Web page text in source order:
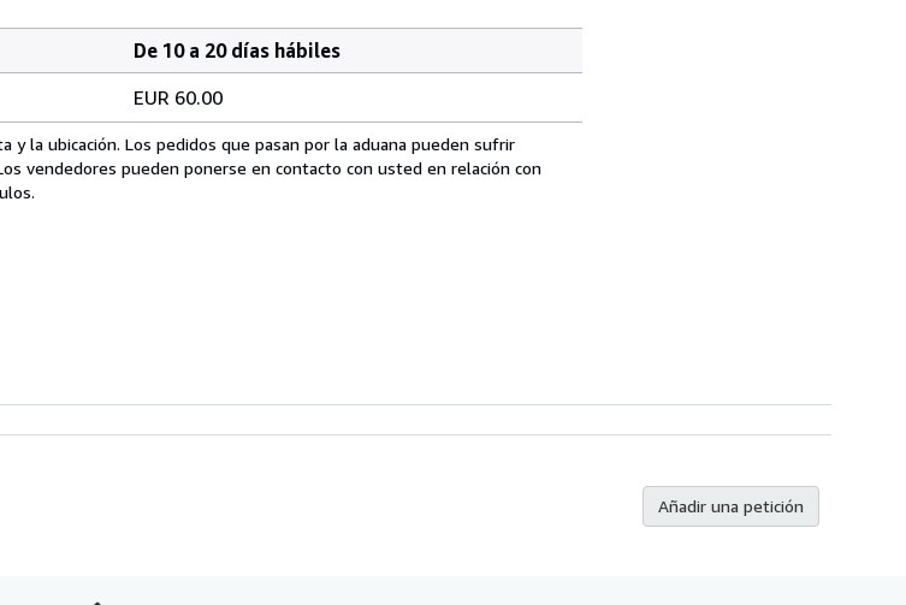
De 10 a 20 días hábiles
EUR 60.00
la ubicación. Los pedidos que pasan por la aduana pueden sufrir
vendedores pueden ponerse en contacto con usted en relación con
Añadir una petición